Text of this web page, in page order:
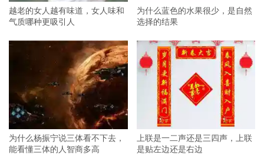
越老的女人越有味道，女人味和
气质哪种更吸引人
为什么蓝色的水果很少，是自然
选择的结果
为什么杨振宁说三体看不下去，
能看懂三体的人智商多高
上联是一二声还是三四声，上联
是贴左边还是右边